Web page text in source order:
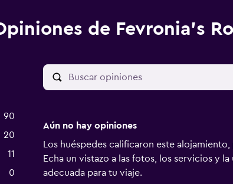
de Fevronia's
90
20
11
0
Aún no hay opiniones
Los huéspedes calificaron este
Echa un vistazo a las fotos, los servicios y
adecuada para tu viaje.